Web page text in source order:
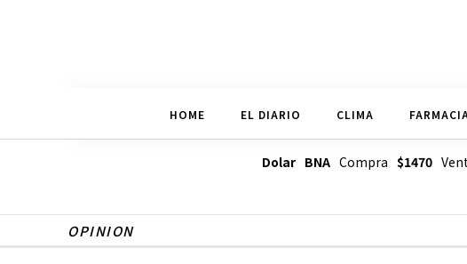
HOME EL DIARIO CLIMA
Dolar BNACompra $1470
OPINION